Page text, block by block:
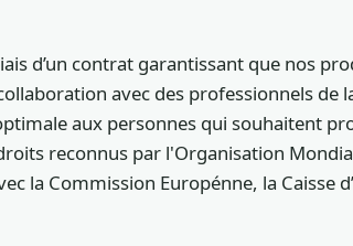
d’un contrat garantissant que nos
avec des professionnels de
aux personnes qui souhaitent
reconnus par l'Organisation
la Commission Europénne, la Caisse